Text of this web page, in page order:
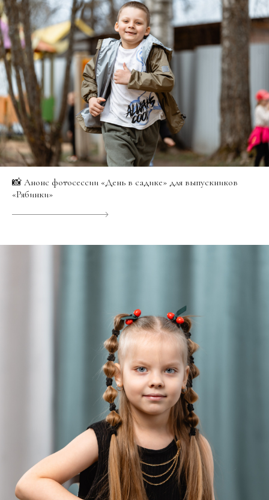
📸 Анонс фотосессии «День в садике» для выпускников
«Рябинки»